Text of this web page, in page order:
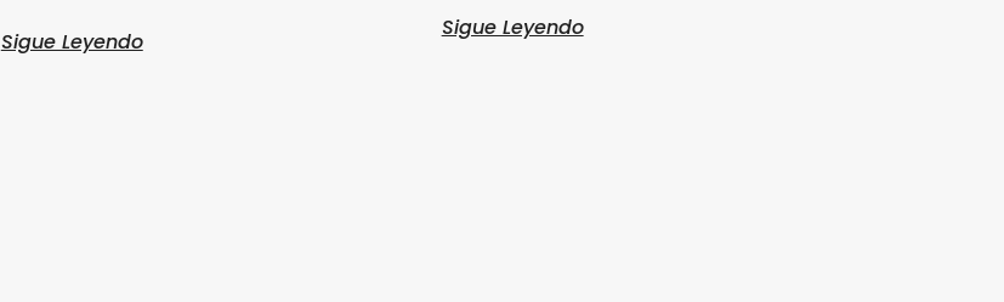
Sigue Leyendo
Sigue Leyendo